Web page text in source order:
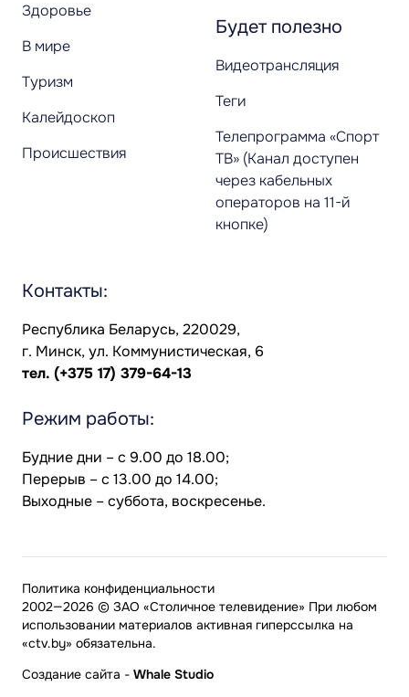
Здоровье
В мире
Туризм
Калейдоскоп
Происшествия
Будет полезно
Видеотрансляция
Теги
Телепрограмма «Спорт
ТВ» (Канал доступен
через кабельных
операторов на 11-й
кнопке)
Контакты:
Республика Беларусь, 220029,
г. Минск, ул. Коммунистическая, 6
тел. (+375 17) 379-64-13
Режим работы:
Будние дни – с 9.00 до 18.00;
Перерыв – с 13.00 до 14.00;
Выходные – суббота, воскресенье.
2002—2026 © ЗАО «Столичное телевидение» При любом
использовании материалов активная гиперссылка на
«ctv.by» обязательна.
Политика конфиденциальности
Создание сайта - Whale Studio